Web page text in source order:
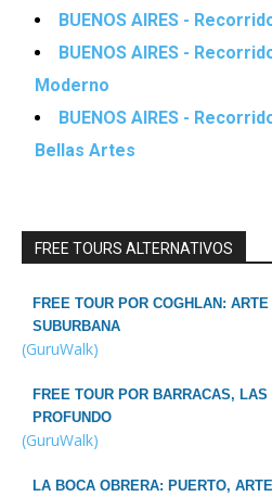
BUENOS AIRES -
BUENOS AIRES -
Moderno
BUENOS AIRES -
Bellas Artes
FREE TOURS ALTERNATIVOS
FREE TOUR POR COGHLAN:
SUBURBANA
(GuruWalk)
FREE TOUR POR BARRACAS,
PROFUNDO
(GuruWalk)
LA BOCA OBRERA: PUERTO,